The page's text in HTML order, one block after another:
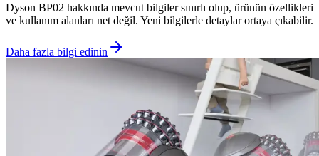
Dyson BP02 hakkında mevcut bilgiler sınırlı olup, ürünün özellikleri
ve kullanım alanları net değil. Yeni bilgilerle detaylar ortaya çıkabilir.
Daha fazla bilgi edinin